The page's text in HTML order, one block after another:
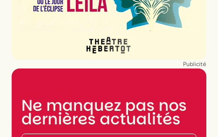
Publicité
Ne manquez pas nos
dernières actualités